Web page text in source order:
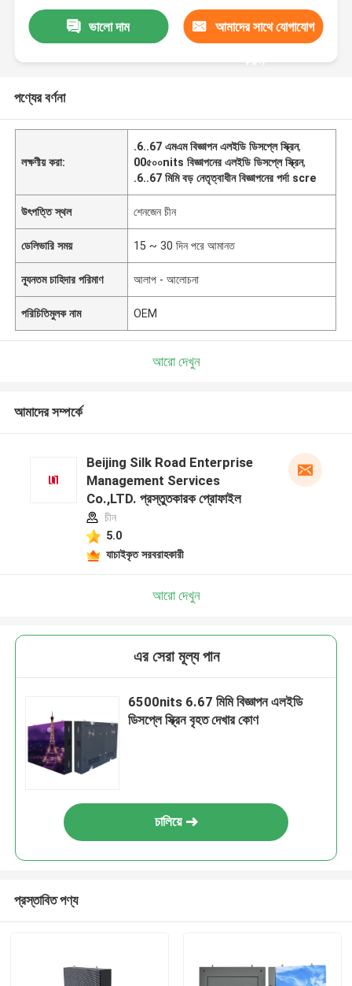
ভালো দাম আমাদের সাথে যোগাযোগ
করুন
পণ্যের বর্ণনা
লক্ষণীয় করা:
.6..67 এমএম বিজ্ঞাপন এলইডি ডিসপ্লে স্ক্রিন,
00৫০০nits বিজ্ঞাপনের এলইডি ডিসপ্লে স্ক্রিন,
.6..67 মিমি বড় নেতৃত্বাধীন বিজ্ঞাপনের পর্দা scre
উৎপত্তি স্থল শেনজেন চীন
ডেলিভারি সময় 15 ~ 30 দিন পরে আমানত
ন্যূনতম চাহিদার পরিমাণ আলাপ - আলোচনা
পরিচিতিমুলক নাম OEM
আরো দেখুন
আমাদের সম্পর্কে
Beijing Silk Road Enterprise
Management Services
Co.,LTD. প্রস্তুতকারক প্রোফাইল
চীন
5.0
যাচাইকৃত সরবরাহকারী
আরো দেখুন
এর সেরা মূল্য পান
6500nits 6.67 মিমি বিজ্ঞাপন এলইডি
ডিসপ্লে স্ক্রিন বৃহত দেখার কোণ
চালিয়ে
প্রস্তাবিত পণ্য